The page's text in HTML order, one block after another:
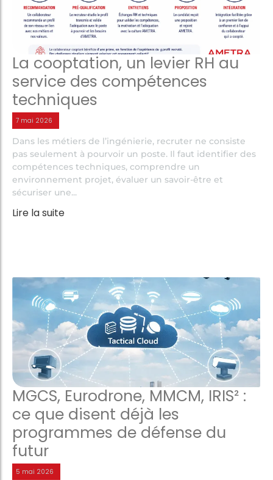
La cooptation, un levier RH au
service des compétences
techniques
7 mai 2026
Dans les métiers de l’ingénierie, recruter ne consiste
pas seulement à pourvoir un poste. Il faut identifier des
compétences techniques, comprendre un
environnement projet, évaluer un savoir-être et
sécuriser une...
Lire la suite
MGCS, Eurodrone, MMCM, IRIS² :
ce que disent déjà les
programmes de défense du
futur
5 mai 2026